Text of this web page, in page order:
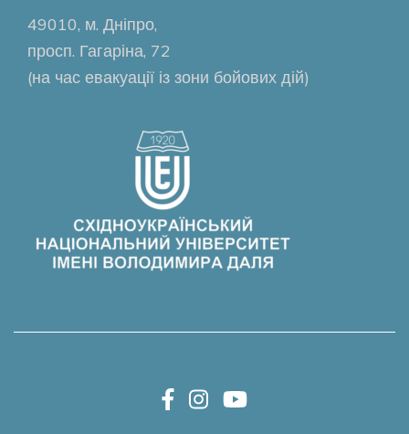
49010, м. Дніпро,
просп. Гагаріна, 72
(на час евакуації із зони бойових дій)